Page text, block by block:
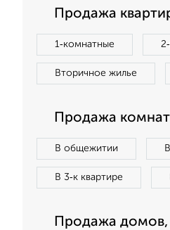
Продажа
1‑комнатные
Вторичное жилье
Продажа комнат
В общежитии
В 3‑к квартире
Продажа домов,